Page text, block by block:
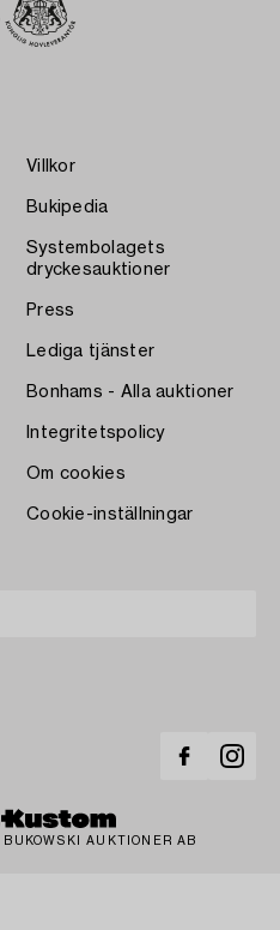
Villkor
Bukipedia
Systembolagets
dryckesauktioner
Press
Lediga tjänster
Bonhams - Alla auktioner
Integritetspolicy
Om cookies
Cookie-inställningar
AUKTIONER AB